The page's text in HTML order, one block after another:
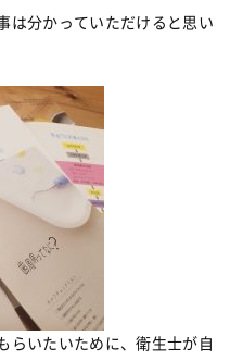
は分かっていただけると思い
らいたいために、衛生士が自